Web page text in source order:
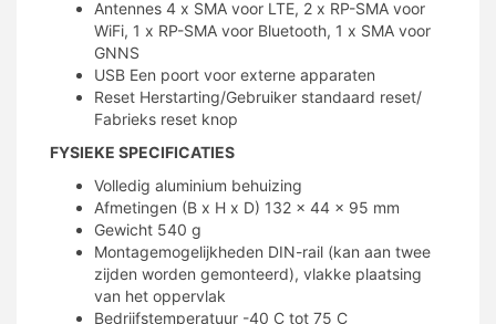
Antennes 4 x SMA voor LTE, 2 x RP-SMA voor
WiFi, 1 x RP-SMA voor Bluetooth, 1 x SMA voor
GNNS
USB Een poort voor externe apparaten
Reset Herstarting/Gebruiker standaard reset/
Fabrieks reset knop
FYSIEKE SPECIFICATIES
Volledig aluminium behuizing
Afmetingen (B x H x D) 132 x 44 x 95 mm
Gewicht 540 g
Montagemogelijkheden DIN-rail (kan aan twee
zijden worden gemonteerd), vlakke plaatsing
van het oppervlak
Bedrijfstemperatuur -40 C tot 75 C